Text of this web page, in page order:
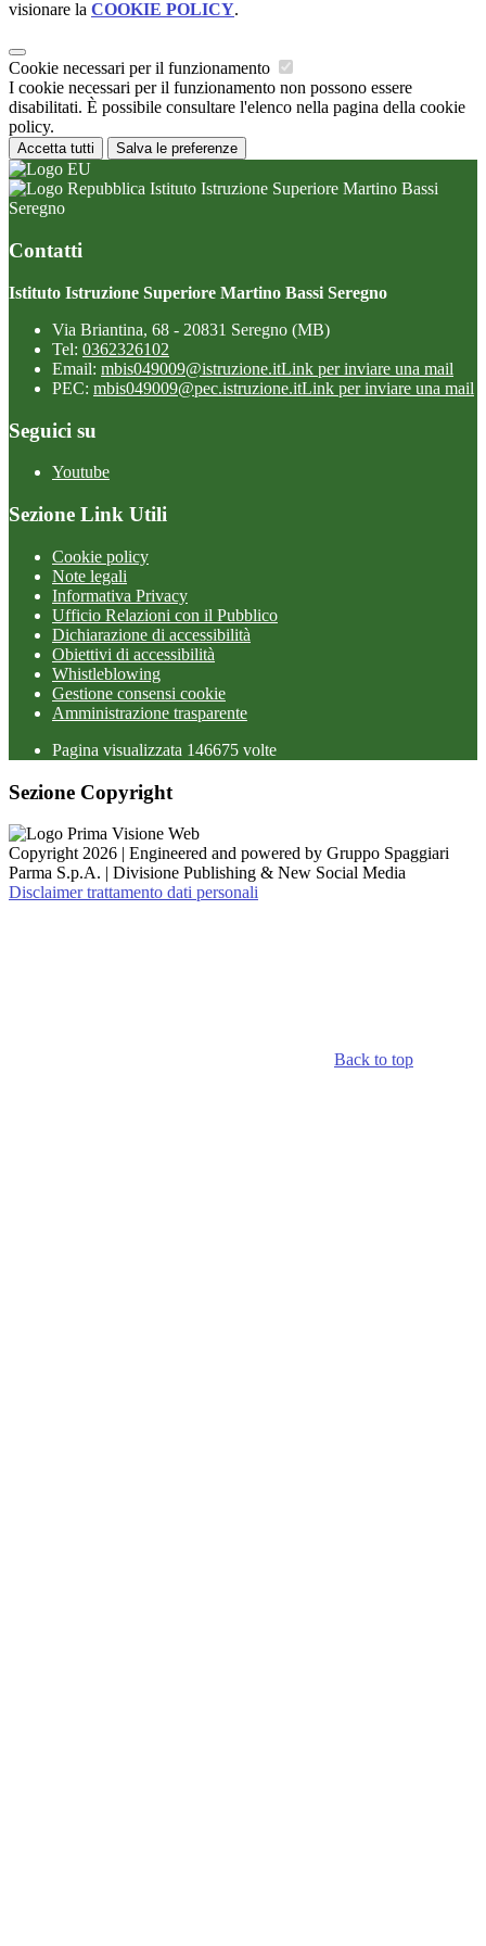
visionare la COOKIE POLICY.
Cookie necessari per il funzionamento
I cookie necessari per il funzionamento non possono essere
disabilitati. È possibile consultare l'elenco nella pagina della cookie
policy.
Accetta tutti Salva le preferenze
Istituto Istruzione Superiore Martino Bassi
Seregno
Contatti
Istituto Istruzione Superiore Martino Bassi Seregno
Via Briantina, 68 - 20831 Seregno (MB)
Tel: 0362326102
Email: mbis049009@istruzione.itLink per inviare una mail
PEC: mbis049009@pec.istruzione.itLink per inviare una mail
Seguici su
Youtube
Sezione Link Utili
Cookie policy
Note legali
Informativa Privacy
Ufficio Relazioni con il Pubblico
Dichiarazione di accessibilità
Obiettivi di accessibilità
Whistleblowing
Gestione consensi cookie
Amministrazione trasparente
Pagina visualizzata 146675 volte
Sezione Copyright
Copyright 2026 | Engineered and powered by Gruppo Spaggiari
Parma S.p.A. | Divisione Publishing & New Social Media
Disclaimer trattamento dati personali
Back to top